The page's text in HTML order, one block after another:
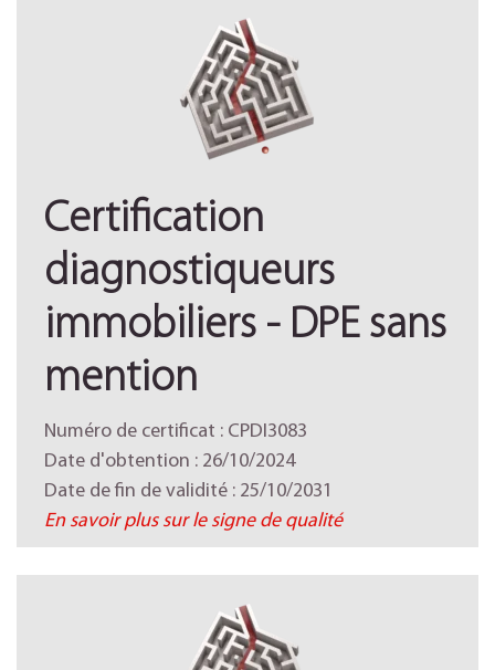
Certification
diagnostiqueurs
immobiliers - DPE sans
mention
Numéro de certificat : CPDI3083
Date d'obtention : 26/10/2024
Date de fin de validité : 25/10/2031
En savoir plus sur le signe de qualité